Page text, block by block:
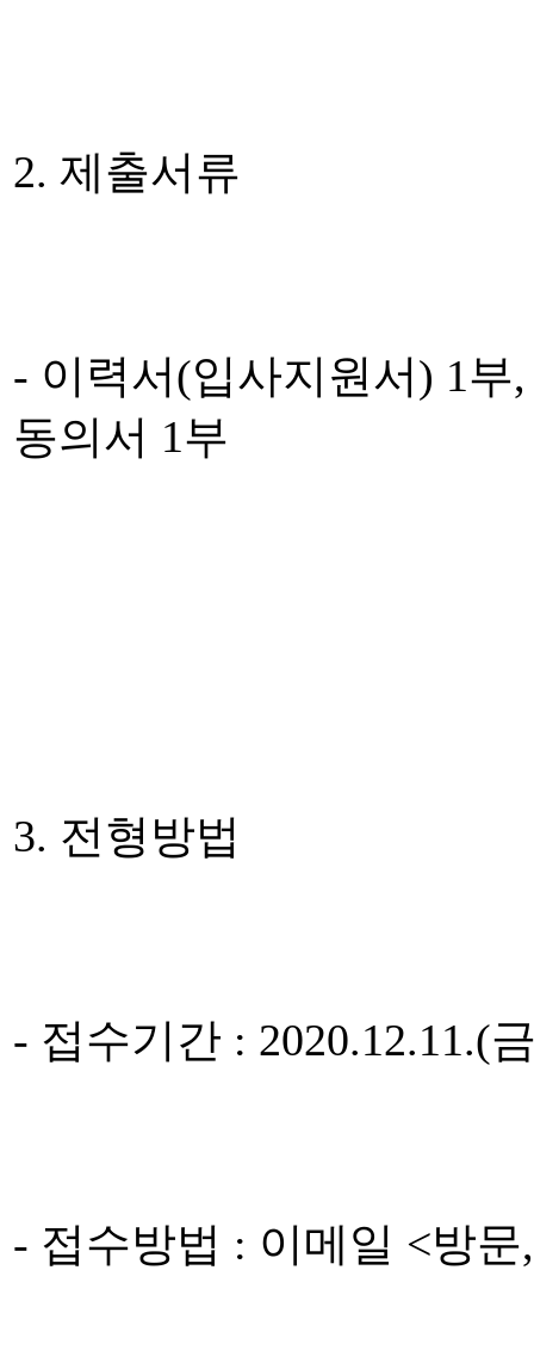
2. 제출서류
- 이력서(입사지원서) 1
동의서 1부
3. 전형방법
- 접수기간 : 2020.12.11.(
- 접수방법 : 이메일 <방